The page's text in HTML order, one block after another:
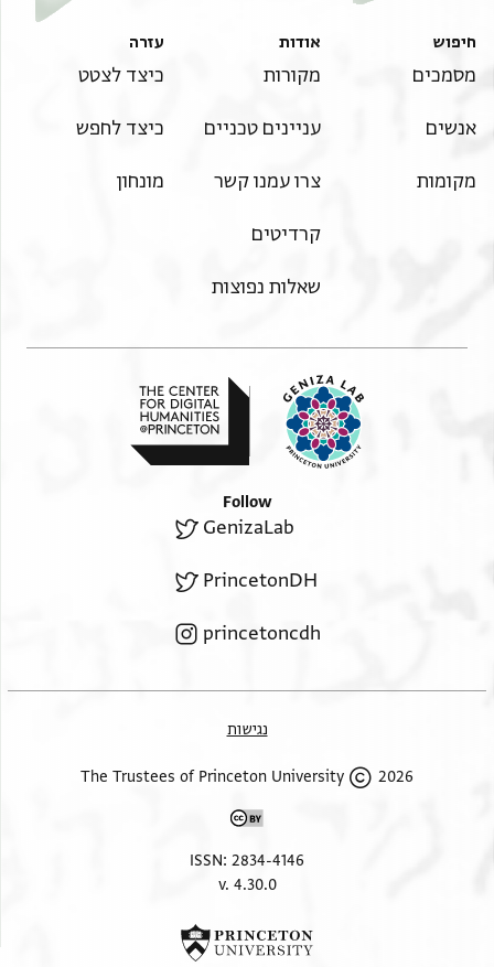
חיפוש
מסמכים
אנשים
מקומות
אודות
מקורות
עניינים טכניים
צרו עמנו קשר
קרדיטים
שאלות נפוצות
עזרה
כיצד לצטט
כיצד לחפש
מונחון
Follow
GenizaLab
PrincetonDH
princetoncdh
נגישות
2026 The Trustees of Princeton University
ISSN: 2834-4146
v. 4.30.0